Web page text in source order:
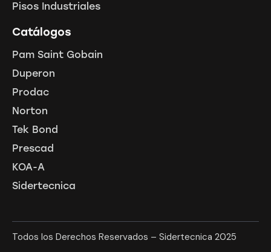
Pisos Industriales
Catálogos
Pam Saint Gobain
Duperon
Prodac
Norton
Tek Bond
Prescad
KOA-A
Sidertecnica
Todos los Derechos Reservados – Sidertecnica 2025